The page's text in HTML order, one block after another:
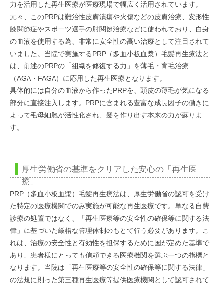
力を活用した再生医療が医療現場で幅広く活用されています。
元々、このPRPは難治性皮膚潰瘍や火傷などの皮膚治療、変形性
膝関節症やスポーツ選手の肘関節治療などに使われており、自身
の血液を使用する為、非常に安全性の高い治療として注目されて
いました。当院で実施するPRP（多血小板血漿）毛髪再生療法と
は、前述のPRPの「組織を修復する力」を薄毛・育毛治療
（AGA・FAGA）に応用した再生医療となります。
具体的には自分の血液から作ったPRPを、頭皮の薄毛が気になる
部分に直接注入します。PRPに含まれる豊富な成長因子の働きに
よって毛母細胞が活性化され、髪を作り出す本来の力が蘇りま
す。
厚生労働省の基準をクリアした安心の「再生医
療」
PRP（多血小板血漿）毛髪再生療法は、厚生労働省の認可を受け
た特定の医療機関でのみ実施が可能な再生医療です。単なる自費
診療の処置ではなく、「再生医療等の安全性の確保等に関する法
律」に基づいた厳格な管理体制のもとで行う必要があります。こ
れは、治療の安全性と有効性を担保するために国が定めた基準で
あり、患者様にとっても信頼できる医療機関を選ぶ一つの指標と
なります。当院は「再生医療等の安全性の確保等に関する法律」
の法規に則った第三種再生医療等提供医療機関として認可されて